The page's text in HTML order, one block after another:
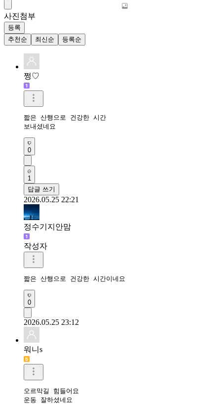
사진첨부
등록
추천순
최신순 등록순
쩡♡
짧은 산행으로 건강한 시간
보내셨네요
0
1
답글 쓰기
2026.05.25 22:21
정수기지안맘
작성자
짧은 산행으로 건강한 시간이네요
0
2026.05.25 23:12
워니s
오르막길 힘들어요
운동 잘하셨네요